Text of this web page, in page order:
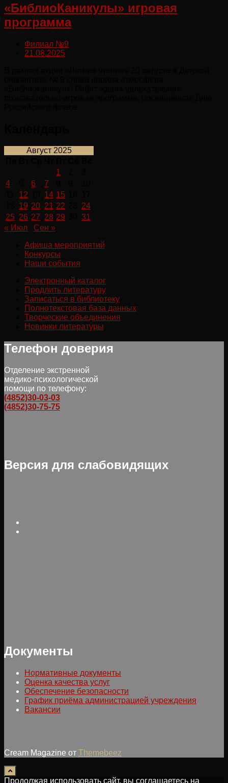
«БиблиоКаникулы» игровая
программа
Филиал №9
21.08.2025
Август 2025
1
4
6 7
12 14 15
19 20 21 22
24
25 26 27 28 29
31
« Июл
Сен »
Афиша мероприятий
Конкурсы
Наши события
Электронный каталог
Продлить литературу
Записаться в библиотеку
Полнотекстовая база данных
Творческие объединения
Новинки литературы
Телефон доверия
Отделение экстренной
медико-психологической
помощи по телефону:
(4852)30-03-03
(4852)30-75-75
Версия для слабовидящих
Документы
Нормативные документы
Оценка качества услуг
Обеспечение безопасности
График приёма администрацией учреждения
Вакансии
Cream Magazine от Themebeez
Продолжая использовать сайт, вы соглашаетесь на